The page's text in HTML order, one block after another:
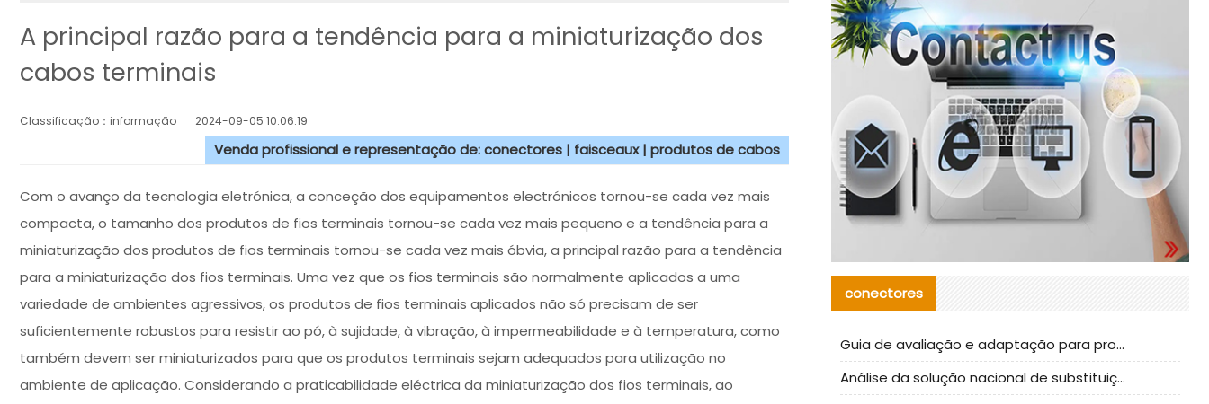
A principal razão para a tendência para a miniaturização dos
cabos terminais
Classificação：informação 2024-09-05 10:06:19
Venda profissional e representação de: conectores | faisceaux | produtos de cabos
Com o avanço da tecnologia eletrónica, a conceção dos equipamentos electrónicos tornou-se cada vez mais
compacta, o tamanho dos produtos de fios terminais tornou-se cada vez mais pequeno e a tendência para a
miniaturização dos produtos de fios terminais tornou-se cada vez mais óbvia, a principal razão para a tendência
para a miniaturização dos fios terminais. Uma vez que os fios terminais são normalmente aplicados a uma
variedade de ambientes agressivos, os produtos de fios terminais aplicados não só precisam de ser
suficientemente robustos para resistir ao pó, à sujidade, à vibração, à impermeabilidade e à temperatura, como
também devem ser miniaturizados para que os produtos terminais sejam adequados para utilização no
ambiente de aplicação. Considerando a praticabilidade eléctrica da miniaturização dos fios terminais, ao
conectores
Guia de avaliação e adaptação para produção em massa de componentes de cabos nacionais CNC Tech
Análise da solução nacional de substituição da linha de alta frequência I-PEX